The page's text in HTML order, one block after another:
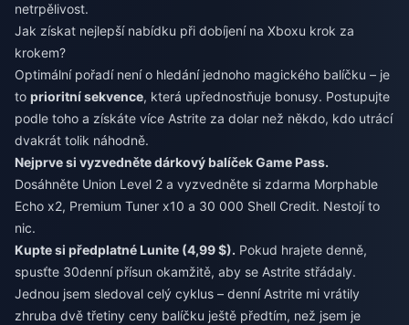
netrpělivost.
Jak získat nejlepší nabídku při dobíjení na Xboxu krok za
krokem?
Optimální pořadí není o hledání jednoho magického balíčku – je
to prioritní sekvence, která upřednostňuje bonusy. Postupujte
podle toho a získáte více Astrite za dolar než někdo, kdo utrácí
dvakrát tolik náhodně.
Nejprve si vyzvedněte dárkový balíček Game Pass.
Dosáhněte Union Level 2 a vyzvedněte si zdarma Morphable
Echo x2, Premium Tuner x10 a 30 000 Shell Credit. Nestojí to
nic.
Kupte si předplatné Lunite (4,99 $). Pokud hrajete denně,
spusťte 30denní přísun okamžitě, aby se Astrite střádaly.
Jednou jsem sledoval celý cyklus – denní Astrite mi vrátily
zhruba dvě třetiny ceny balíčku ještě předtím, než jsem je